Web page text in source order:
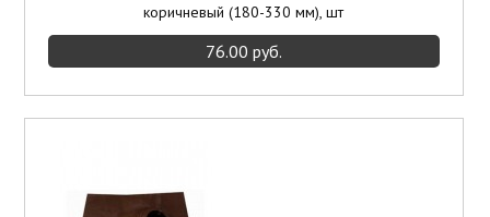
коричневый (180-330 мм), шт
76.00 руб.